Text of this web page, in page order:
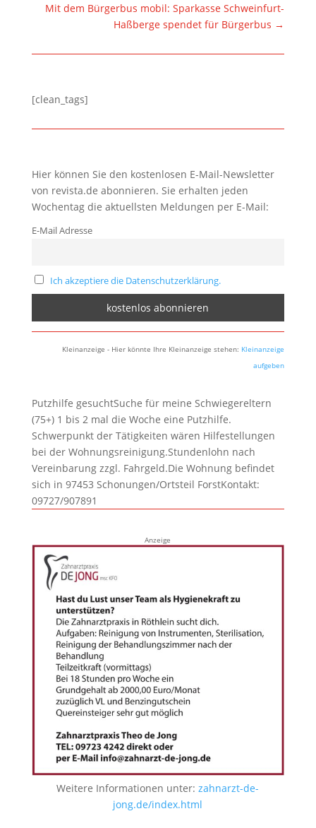
Mit dem Bürgerbus mobil: Sparkasse Schweinfurt-
Haßberge spendet für Bürgerbus →
[clean_tags]
Hier können Sie den kostenlosen E-Mail-Newsletter
von revista.de abonnieren. Sie erhalten jeden
Wochentag die aktuellsten Meldungen per E-Mail:
E-Mail Adresse
Ich akzeptiere die Datenschutzerklärung.
Kleinanzeige - Hier könnte Ihre Kleinanzeige stehen: Kleinanzeige
aufgeben
Putzhilfe gesuchtSuche für meine Schwiegereltern
(75+) 1 bis 2 mal die Woche eine Putzhilfe.
Schwerpunkt der Tätigkeiten wären Hilfestellungen
bei der Wohnungsreinigung.Stundenlohn nach
Vereinbarung zzgl. Fahrgeld.Die Wohnung befindet
sich in 97453 Schonungen/Ortsteil ForstKontakt:
09727/907891
Anzeige
Weitere Informationen unter:zahnarzt-de-
jong.de/index.html